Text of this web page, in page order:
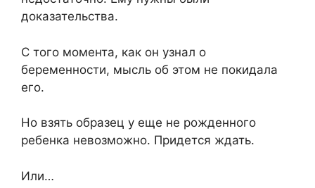
доказательства.
С того момента, как он узнал о
беременности, мысль об этом не покидала
его.
Но взять образец у еще не рожденного
ребенка невозможно. Придется ждать.
Или…